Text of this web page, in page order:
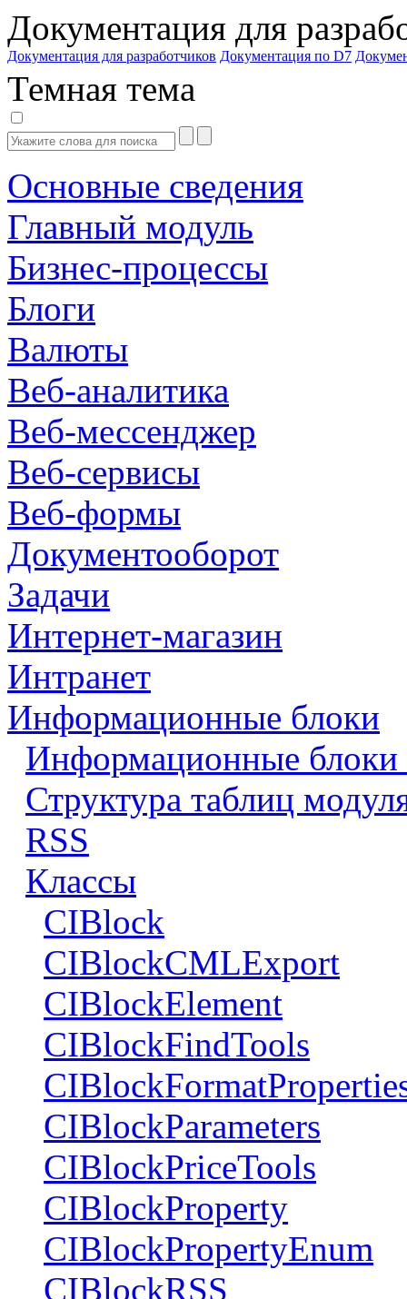
Документация для
Документация для разработчиков Документация по D7
Темная тема
Основные сведения
Главный модуль
Бизнес-процессы
Блоги
Валюты
Веб-аналитика
Веб-мессенджер
Веб-сервисы
Веб-формы
Документооборот
Задачи
Интернет-магазин
Интранет
Информационные блоки
Информационные блоки
Структура таблиц
RSS
Классы
CIBlock
CIBlockCMLExport
CIBlockElement
CIBlockFindTools
CIBlockParameters
CIBlockPriceTools
CIBlockProperty
CIBlockPropertyEnum
CIBlockRSS